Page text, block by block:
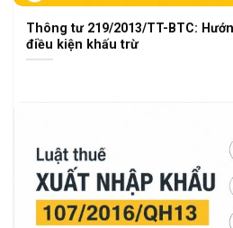
Thông tư 219/2013/TT-BTC:
điều kiện khấu trừ